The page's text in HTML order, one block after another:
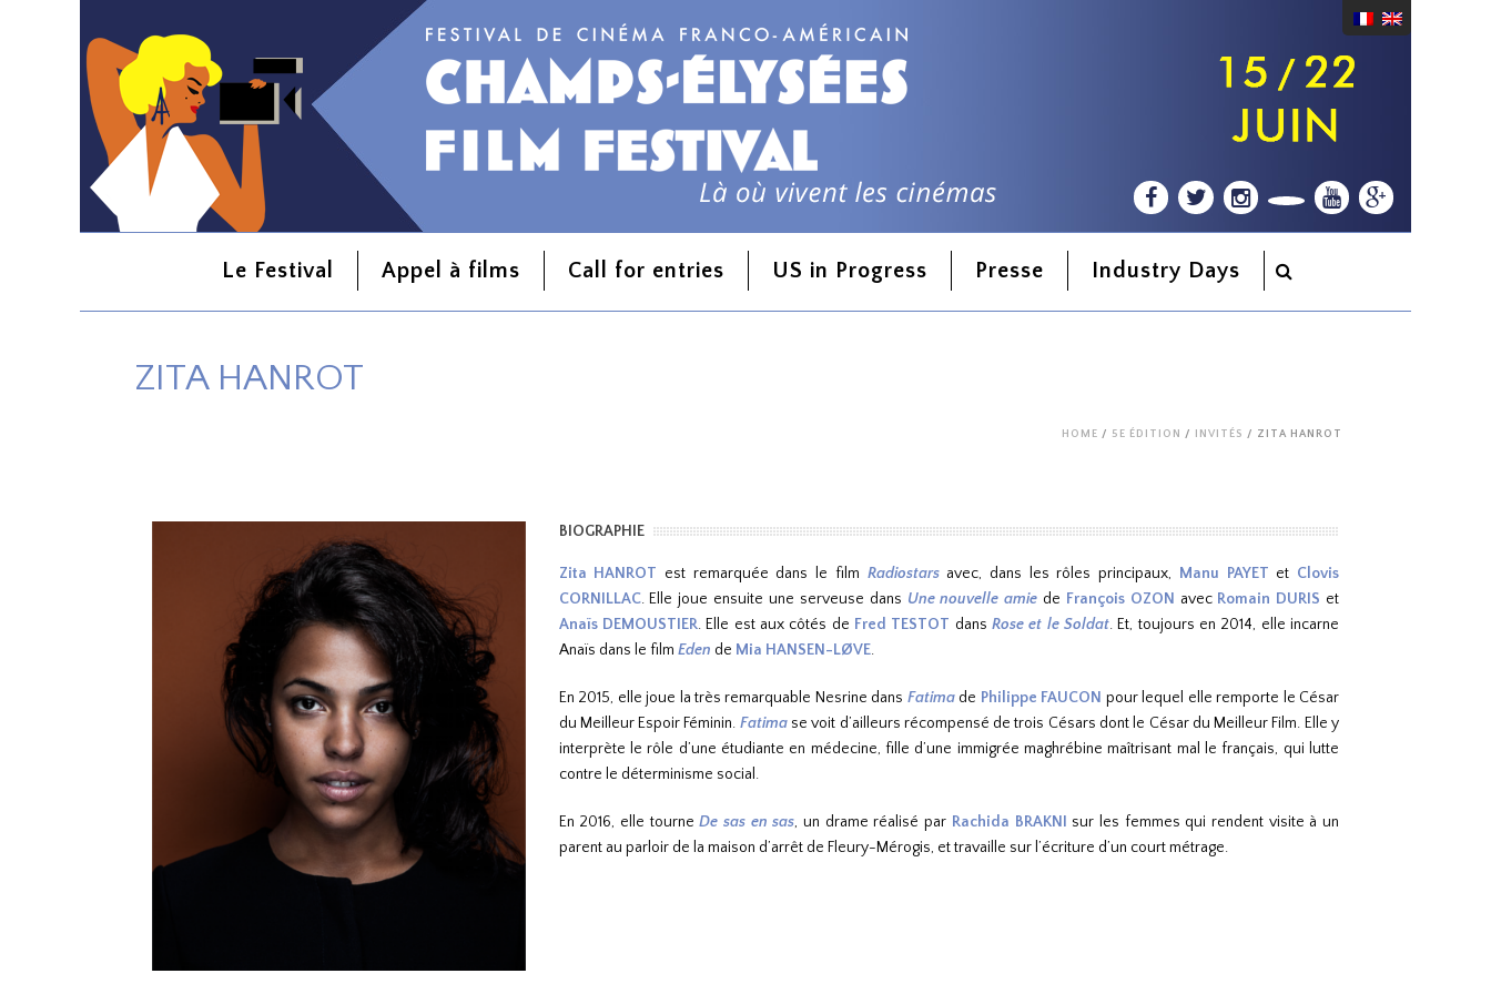
Le Festival Appel à films Call for entries US in Progress Presse Industry Days
ZITA HANROT
HOME / 5E ÉDITION / INVITÉS / ZITA HANROT
BIOGRAPHIE
Zita HANROT est remarquée dans le film Radiostarsavec, dans les rôles principaux, Manu PAYET et Clovis
CORNILLAC. Elle joue ensuite une serveuse dans Une nouvelle amie de François OZON avec Romain DURIS et
Anaïs DEMOUSTIER. Elle est aux côtés de Fred TESTOT dansRose et le Soldat. Et, toujours en 2014, elle incarne
Anaïs dans le film Eden de Mia HANSEN-LØVE.
En 2015, elle joue la très remarquable Nesrine dans Fatimade Philippe FAUCON pour lequel elle remporte le César
du Meilleur Espoir Féminin. Fatimase voit d’ailleurs récompensé de trois Césars dont le César du Meilleur Film. Elle y
interprète le rôle d’une étudiante en médecine, fille d’une immigrée maghrébine maîtrisant mal le français, qui lutte
contre le déterminisme social.
En 2016, elle tourneDe sas en sas, un drame réalisé par Rachida BRAKNI
sur les femmes qui rendent visite à un
parent au parloir de la maison d’arrêt de Fleury-Mérogis, et travaille sur l’écriture d’un court métrage.